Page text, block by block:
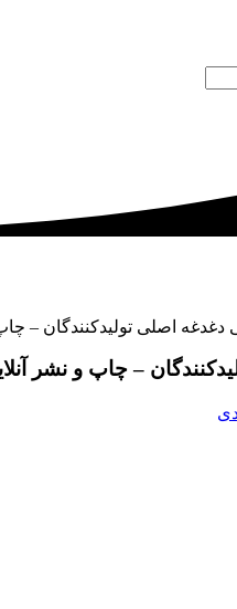
دغدغه اصلی تولیدکنندگان –
– چاپ و نشر